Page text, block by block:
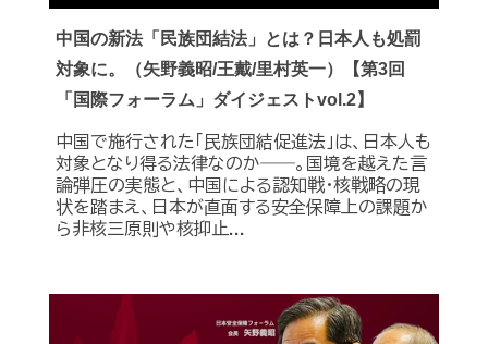
中国の新法「民族団結法」とは？日本人も処罰
対象に。（矢野義昭/王戴/里村英一）【第3回
「国際フォーラム」ダイジェストvol.2】
中国で施行された「民族団結促進法」は、日本人も
対象となり得る法律なのか――。国境を越えた言
論弾圧の実態と、中国による認知戦・核戦略の現
状を踏まえ、日本が直面する安全保障上の課題か
ら非核三原則や核抑止...